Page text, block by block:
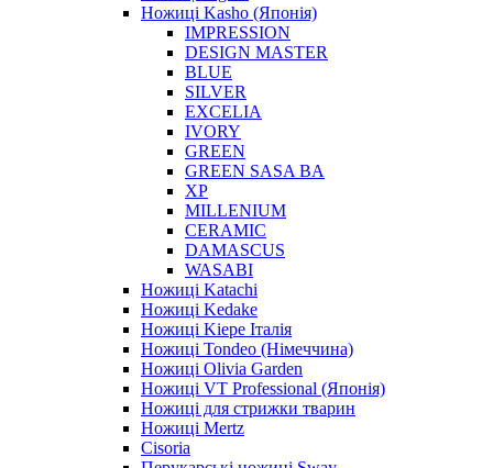
Ножиці Kasho (Японія)
IMPRESSION
DESIGN MASTER
BLUE
SILVER
EXCELIA
IVORY
GREEN
GREEN SASA BA
XP
MILLENIUM
CERAMIC
DAMASCUS
WASABI
Ножиці Katachi
Ножиці Kedake
Ножиці Kiepe Італія
Ножиці Tondeo (Німеччина)
Ножиці Olivia Garden
Ножиці VT Professional (Японія)
Ножиці для стрижки тварин
Ножиці Mertz
Cisoria